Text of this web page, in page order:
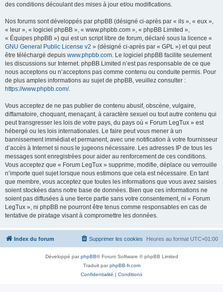
des conditions découlant des mises à jour et/ou modifications.
Nos forums sont développés par phpBB (désigné ci-après par « ils », « eux »,
« leur », « logiciel phpBB », « www.phpbb.com », « phpBB Limited »,
« Équipes phpBB ») qui est un script libre de forum, déclaré sous la licence «
GNU General Public License v2 » (désigné ci-après par « GPL ») et qui peut
être téléchargé depuis www.phpbb.com. Le logiciel phpBB facilite seulement
les discussions sur Internet. phpBB Limited n’est pas responsable de ce que
nous acceptons ou n’acceptons pas comme contenu ou conduite permis. Pour
de plus amples informations au sujet de phpBB, veuillez consulter :
https://www.phpbb.com/.
Vous acceptez de ne pas publier de contenu abusif, obscène, vulgaire,
diffamatoire, choquant, menaçant, à caractère sexuel ou tout autre contenu qui
peut transgresser les lois de votre pays, du pays où « Forum LegTux » est
hébergé ou les lois internationales. Le faire peut vous mener à un
bannissement immédiat et permanent, avec une notification à votre fournisseur
d’accès à Internet si nous le jugeons nécessaire. Les adresses IP de tous les
messages sont enregistrées pour aider au renforcement de ces conditions.
Vous acceptez que « Forum LegTux » supprime, modifie, déplace ou verrouille
n’importe quel sujet lorsque nous estimons que cela est nécessaire. En tant
que membre, vous acceptez que toutes les informations que vous avez saisies
soient stockées dans notre base de données. Bien que ces informations ne
soient pas diffusées à une tierce partie sans votre consentement, ni « Forum
LegTux », ni phpBB ne pourront être tenus comme responsables en cas de
tentative de piratage visant à compromettre les données.
Index du forum Heures au format UTC+01:00
Supprimer les cookies
Développé parphpBB® Forum Software © phpBB Limited
Traduit parphpBB-fr.com
Confidentialité | Conditions